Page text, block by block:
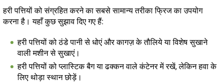
हरी पत्तियों को संग्रहित करने का सबसे सामान्य तरीका फ्रिज का उपयोग
करना है। यहाँ कुछ सुझाव दिए गए हैं:
हरी पत्तियों को ठंडे पानी से धोएं और कागज़ के तौलिये या विशेष सुखाने
वाली मशीन से सुखाएं।
हरी पत्तियों को प्लास्टिक बैग या ढक्कन वाले कंटेनर में रखें, लेकिन हवा के
लिए थोड़ा स्थान छोड़ें।